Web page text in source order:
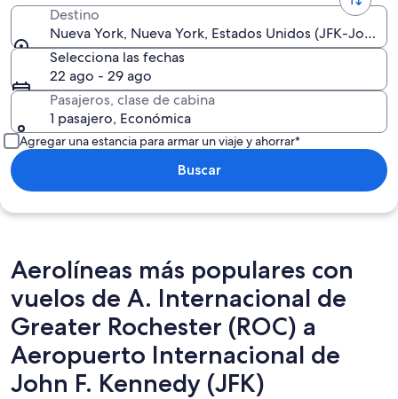
Destino
Nueva York, Nueva York, Estados Unidos (JFK-John
Selecciona las fechas
22 ago - 29 ago
Pasajeros, clase de cabina
1 pasajero, Económica
Agregar una estancia para armar un viaje y ahorrar*
Buscar
Aerolíneas más populares con
vuelos de A. Internacional de
Greater Rochester (ROC) a
Aeropuerto Internacional de
John F. Kennedy (JFK)